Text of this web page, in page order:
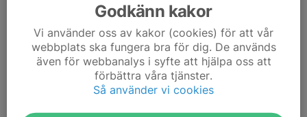
13:00 Ernemar Konstgräs
Matchen spelas utomhus på konstgräs,
Fotbollsskor
Godkänn kakor
Vi använder oss av kakor (cookies) för att vår
webbplats ska fungera bra för dig. De används
även för webbanalys i syfte att hjälpa oss att
förbättra våra tjänster.
Så använder vi cookies